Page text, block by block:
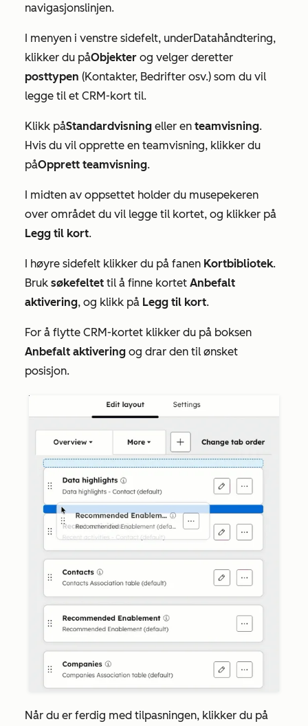
navigasjonslinjen.
I menyen i venstre sidefelt, underDatahåndtering,
klikker du påObjekter og velger deretter
posttypen (Kontakter, Bedrifter osv.) som du vil
legge til et CRM-kort til.
Klikk påStandardvisning eller en teamvisning.
Hvis du vil opprette en teamvisning, klikker du
påOpprett teamvisning.
I midten av oppsettet holder du musepekeren
over området du vil legge til kortet, og klikker på
Legg til kort.
I høyre sidefelt klikker du på fanen Kortbibliotek.
Bruk søkefeltet til å finne kortet Anbefalt
aktivering, og klikk på Legg til kort.
For å flytte CRM-kortet klikker du på boksen
Anbefalt aktivering og drar den til ønsket
posisjon.
Når du er ferdig med tilpasningen, klikker du på